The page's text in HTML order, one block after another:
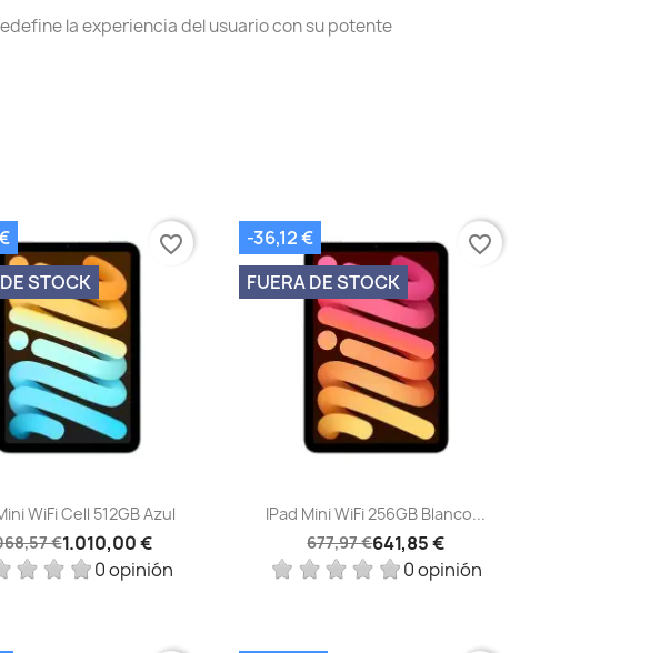
la experiencia del usuario con su potente
Vista rápida
WiFi Cell 512GB Azul
€1.010,00 €
0 opinión
STOCK
favorite_border
Vista rápida
IPad Mini WiFi 256GB Blanco...
677,97 €641,85 €
0 opinión
-36,12 €
FUERA DE STOCK
favorite_border